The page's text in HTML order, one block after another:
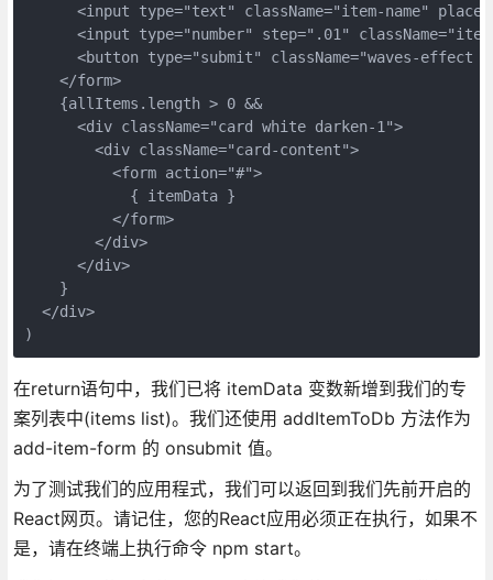
<input type="text" className="item-name"
<input type="number" step=".01"
<button type="submit" className="waves-effect
    </form>
    {allItems.length > 0 &&
      <div className="card white darken-1">
        <div className="card-content">
          <form action="#">
            { itemData }
          </form>
        </div>
      </div>
    }
  </div>
)
在return语句中，我们已将 itemData 变数新增到我们的专
案列表中(items list)。我们还使用 addItemToDb 方法作为
add-item-form 的 onsubmit 值。
为了测试我们的应用程式，我们可以返回到我们先前开启的
React网页。请记住，您的React应用必须正在执行，如果不
是，请在终端上执行命令 npm start。